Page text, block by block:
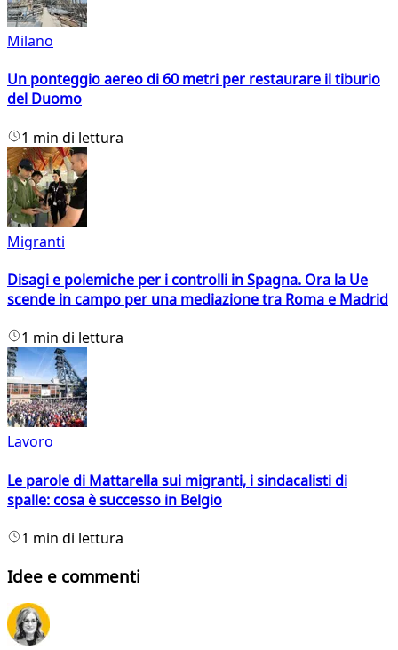
Milano
Un ponteggio aereo di 60 metri per restaurare il tiburio
del Duomo
1 min di lettura
Migranti
Disagi e polemiche per i controlli in Spagna. Ora la Ue
scende in campo per una mediazione tra Roma e Madrid
1 min di lettura
Lavoro
Le parole di Mattarella sui migranti, i sindacalisti di
spalle: cosa è successo in Belgio
1 min di lettura
Idee e commenti